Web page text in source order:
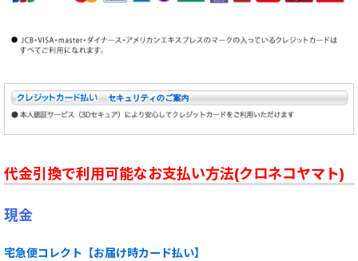
代金引換で利用可能なお支払い方法(クロネコヤマト)
現金
宅急便コレクト【お届け時カード払い】